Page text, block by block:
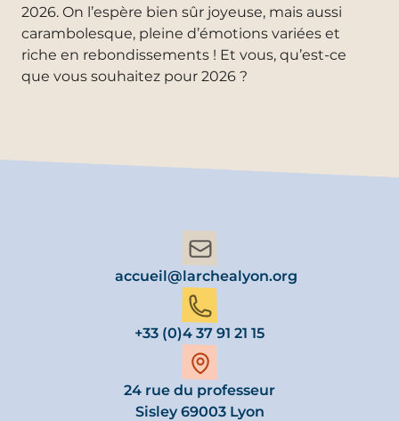
2026. On l’espère bien sûr joyeuse, mais aussi
carambolesque, pleine d’émotions variées et
riche en rebondissements ! Et vous, qu’est-ce
que vous souhaitez pour 2026 ?
accueil@larchealyon.org
+33 (0)4 37 91 21 15
24 rue du professeur
Sisley 69003 Lyon